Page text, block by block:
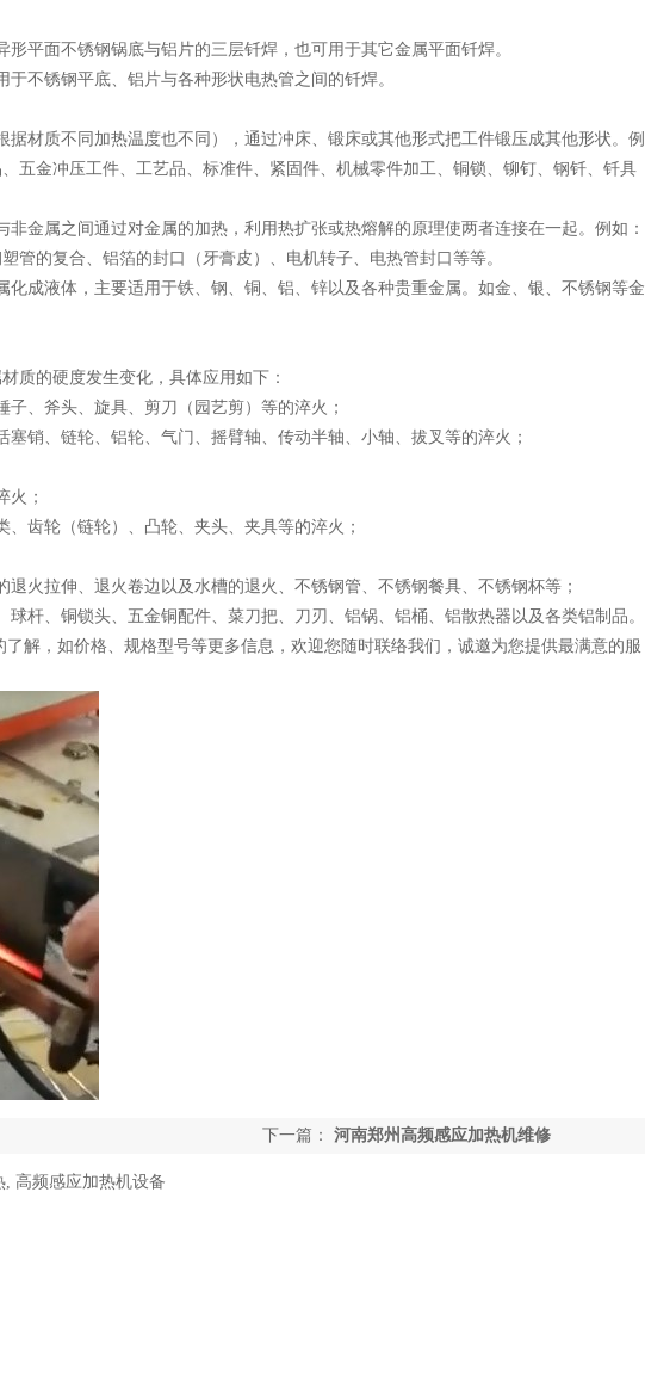
平面不锈钢锅底与铝片的三层钎焊，也可用于其它金属平面钎焊。
不锈钢平底、铝片与各种形状电热管之间的钎焊。
材质不同加热温度也不同），通过冲床、锻床或其他形式把工件锻压成其他形状。例
五金冲压工件、工艺品、标准件、紧固件、机械零件加工、铜锁、铆钉、钢钎、钎具
金属之间通过对金属的加热，利用热扩张或热熔解的原理使两者连接在一起。例如：
管的复合、铝箔的封口（牙膏皮）、电机转子、电热管封口等等。
成液体，主要适用于铁、钢、铜、铝、锌以及各种贵重金属。如金、银、不锈钢等金
质的硬度发生变化，具体应用如下：
、斧头、旋具、剪刀（园艺剪）等的淬火；
销、链轮、铝轮、气门、摇臂轴、传动半轴、小轴、拔叉等的淬火；
火；
齿轮（链轮）、凸轮、夹头、夹具等的淬火；
火拉伸、退火卷边以及水槽的退火、不锈钢管、不锈钢餐具、不锈钢杯等；
杆、铜锁头、五金铜配件、菜刀把、刀刃、铝锅、铝桶、铝散热器以及各类铝制品。
解，如价格、规格型号等更多信息，欢迎您随时联络我们，诚邀为您提供最满意的服
下一篇： 河南郑州高频感应加热机维修
, 高频感应加热机设备